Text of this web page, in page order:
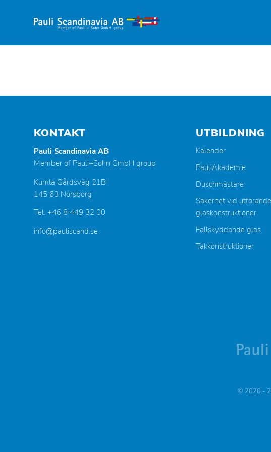
KONTAKT
Pauli Scandinavia AB
Member of Pauli+Sohn GmbH group
Kumla Gårdsväg 21B
145 63 Norsborg
Tel. +46 8 449 32 00
info@pauliscand.se
UTBILDNING
Kalender
PauliAkademie
Duschmästare
Säkerhet vid
glaskonstruktioner
Fallskyddande glas
Takkonstruktioner
© 2020 -